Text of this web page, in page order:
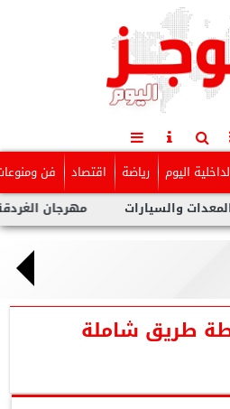
اليوم رياضة اقتصاد فن
مهرجان الغردقة لسينما
طريق شاملة